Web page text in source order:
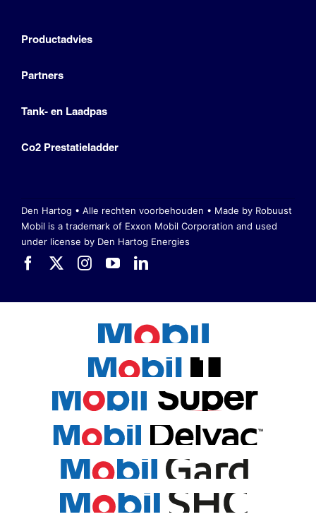
Productadvies
Partners
Tank- en Laadpas
Co2 Prestatieladder
Den Hartog • Alle rechten voorbehouden • Made by Robuust
Mobil is a trademark of Exxon Mobil Corporation and used
under license by Den Hartog Energies